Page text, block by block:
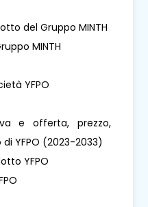
del Gruppo MINTH
MINTH
YFPO
e offerta, prezzo,
YFPO (2023-2033)
YFPO